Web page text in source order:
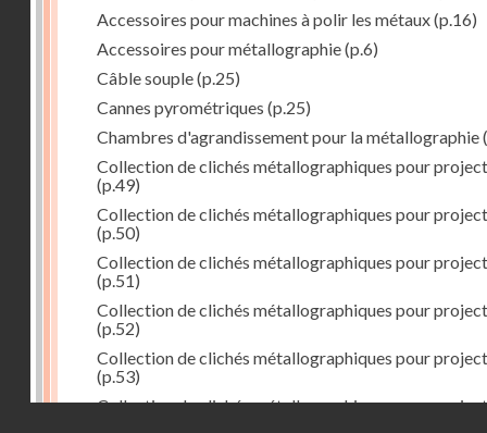
Accessoires pour machines à polir les métaux(p.16)
Accessoires pour métallographie(p.6)
Câble souple(p.25)
Cannes pyrométriques (p.25)
Chambres d'agrandissement pour la métallographie
Collection de clichés métallographiques pour
(p.49)
Collection de clichés métallographiques pour
(p.50)
Collection de clichés métallographiques pour
(p.51)
Collection de clichés métallographiques pour
(p.52)
Collection de clichés métallographiques pour
(p.53)
Collection de clichés métallographiques pour